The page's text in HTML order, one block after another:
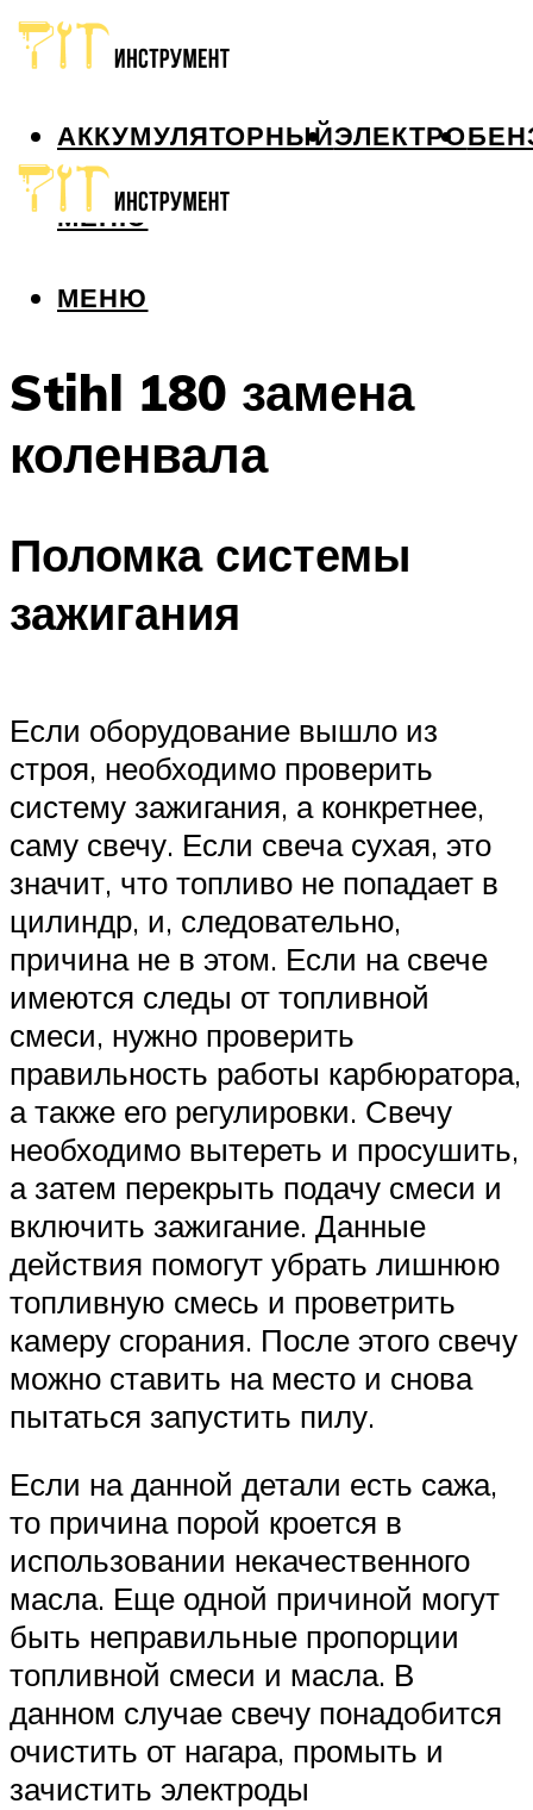
АККУМУЛЯТОРНЫЙЭЛЕКТРО
МЕНЮ
МЕНЮ
Stihl 180 замена
коленвала
Поломка системы
зажигания
Если оборудование вышло из
строя, необходимо проверить
систему зажигания, а конкретнее,
саму свечу. Если свеча сухая, это
значит, что топливо не попадает в
цилиндр, и, следовательно,
причина не в этом. Если на свече
имеются следы от топливной
смеси, нужно проверить
правильность работы карбюратора,
а также его регулировки. Свечу
необходимо вытереть и просушить,
а затем перекрыть подачу смеси и
включить зажигание. Данные
действия помогут убрать лишнюю
топливную смесь и проветрить
камеру сгорания. После этого свечу
можно ставить на место и снова
пытаться запустить пилу.
Если на данной детали есть сажа,
то причина порой кроется в
использовании некачественного
масла. Еще одной причиной могут
быть неправильные пропорции
топливной смеси и масла. В
данном случае свечу понадобится
очистить от нагара, промыть и
зачистить электроды